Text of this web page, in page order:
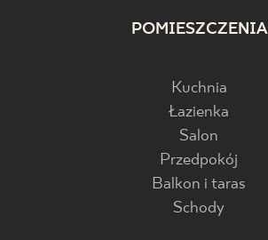
POMIESZCZENIA
Kuchnia
Łazienka
Salon
Przedpokój
Balkon i taras
Schody